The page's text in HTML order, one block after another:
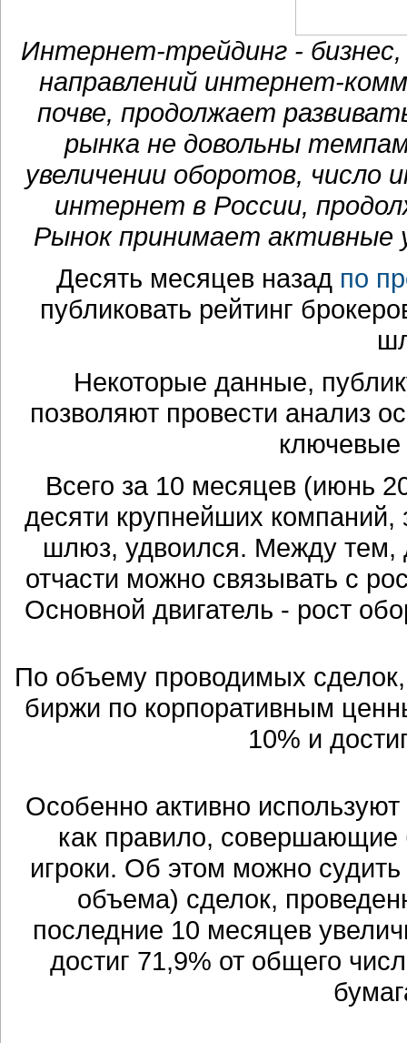
Интернет-трейдинг -
направлений интернет-
почве, продолжает
рынка не довольны
увеличении оборотов, число
интернет в России,
Рынок принимает активные
Десять месяцев назад по
публиковать рейтинг
Некоторые данные,
позволяют провести анализ
ключевые
Всего за 10 месяцев (июнь
десяти крупнейших
шлюз, удвоился. Между тем,
отчасти можно связывать с
Основной двигатель - рост
По объему проводимых
биржи по корпоративным
10% и
Особенно активно
как правило,
игроки. Об этом можно
объема) сделок,
последние 10 месяцев
достиг 71,9% от общего